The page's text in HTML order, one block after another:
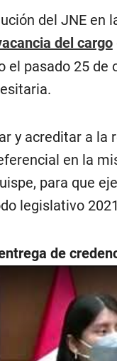
del JNE en
del cargo
el pasado 25 de
y acreditar a
en la
para que
legislativo
de